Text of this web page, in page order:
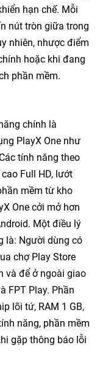
hạn chế. Mỗi
nút tròn giữa trong
nhiên, nhược điểm
hoặc khi đang
phần mềm.
chính là
PlayX One như
tính năng theo
Full HD, lướt
mềm từ kho
One cởi mở hơn
Một điều lý
là: Người dùng có
chợ Play Store
và để ở ngoài giao
FPT Play. Phần
lõi tứ, RAM 1 GB,
năng, phần mềm
gặp thông báo lỗi